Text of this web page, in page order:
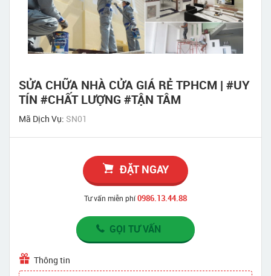
SỬA CHỮA NHÀ CỬA GIÁ RẺ TPHCM | #UY
TÍN #CHẤT LƯỢNG #TẬN TÂM
Mã Dịch Vụ: SN01
ĐẶT NGAY
Tư vấn miễn phí0986.13.44.88
GỌI TƯ VẤN
Thông tin